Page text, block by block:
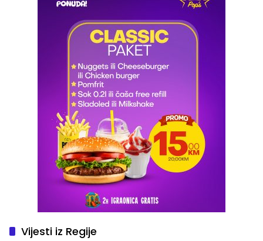
Vijesti iz Regije